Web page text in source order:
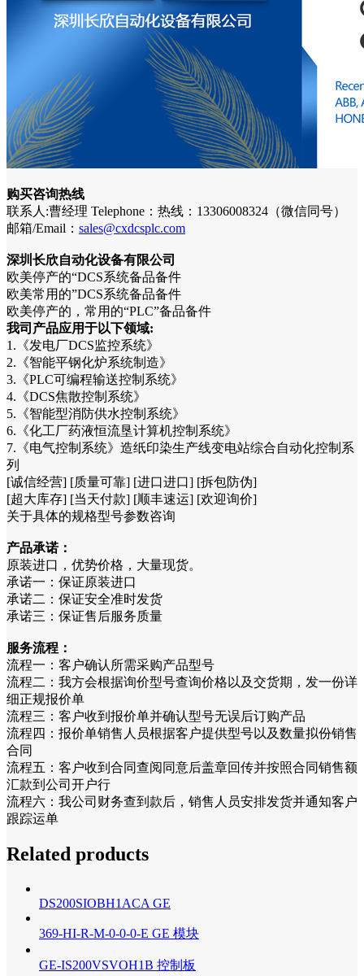
购买咨询热线
联系人:曹经理 Telephone：热线：13306008324（微信同号）
邮箱/Email： sales@cxdcsplc.com
深圳长欣自动化设备有限公司
欧美停产的“DCS系统备品备件
欧美常用的”DCS系统备品备件
欧美停产的，常用的“PLC”备品备件
我司产品应用于以下领域:
1.《发电厂DCS监控系统》
2.《智能平钢化炉系统制造》
3.《PLC可编程输送控制系统》
4.《DCS焦散控制系统》
5.《智能型消防供水控制系统》
6.《化工厂药液恒流垦计算机控制系统》
7.《电气控制系统》造纸印染生产线变电站综合自动化控制系
列
[诚信经营] [质量可靠] [进口进口] [拆包防伪]
[超大库存] [当天付款] [顺丰速运] [欢迎询价]
关于具体的规格型号参数咨询
产品承诺：
原装进口，优势价格，大量现货。
承诺一：保证原装进口
承诺二：保证安全准时发货
承诺三：保证售后服务质量
服务流程：
流程一：客户确认所需采购产品型号
流程二：我方会根据询价型号查询价格以及交货期，发一份详
细正规报价单
流程三：客户收到报价单并确认型号无误后订购产品
流程四：报价单销售人员根据客户提供型号以及数量拟份销售
合同
流程五：客户收到合同查阅同意后盖章回传并按照合同销售额
汇款到公司开户行
流程六：我公司财务查到款后，销售人员安排发货并通知客户
跟踪运单
Related products
DS200SIOBH1ACA GE
369-HI-R-M-0-0-0-E GE 模块
GE-IS200VSVOH1B 控制板